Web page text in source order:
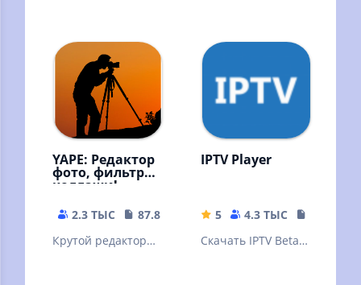
Premium ТВ. Более
300 каналов
YAPE: Редактор
фото, фильтры,
коллажи!
2.3 ТЫС
87.87 MB
Крутой редактор
IPTV Player
5 4.3 ТЫС
Скачать IPTV Beta